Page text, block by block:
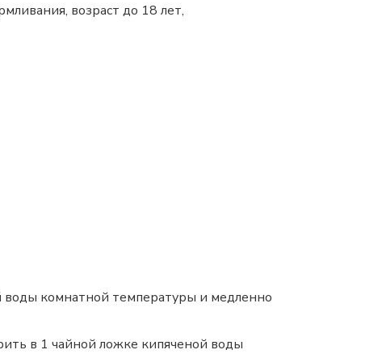
возраст до 18 лет,
воды комнатной температуры и медленно
в 1 чайной ложке кипяченой воды